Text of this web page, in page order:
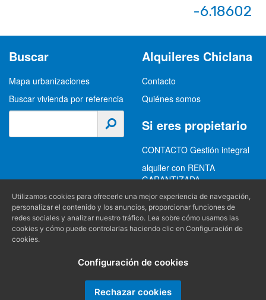
-6.18602
Buscar
Mapa urbanizaciones
Buscar vivienda por referencia
Alquileres Chiclana
Contacto
Quiénes somos
Si eres propietario
CONTACTO Gestión integral
alquiler con RENTA
GARANTIZADA
GESTION INTEGRAL
ALQUILER
Información
Política de privacidad
(+34) 956 489 403
info@alquilereschiclana.com
Utilizamos cookies para ofrecerle una mejor experiencia de navegación,
personalizar el contenido y los anuncios, proporcionar funciones de
redes sociales y analizar nuestro tráfico. Lea sobre cómo usamos las
cookies y cómo puede controlarlas haciendo clic en Configuración de
cookies.
Configuración de cookies
Rechazar cookies